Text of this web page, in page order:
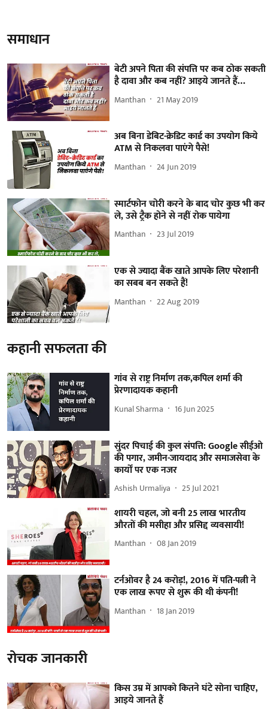
समाधान
बेटी अपने पिता की संपत्ति पर कब ठोक सकती
है दावा और कब नहीं? आइये जानते हैं…
Manthan 21 May 2019
अब बिना डेबिट-क्रेडिट कार्ड का उपयोग किये
ATM से निकलवा पाएंगे पैसे!
Manthan 24 Jun 2019
स्मार्टफोन चोरी करने के बाद चोर कुछ भी कर
ले, उसे ट्रैक होने से नहीं रोक पायेगा
Manthan 23 Jul 2019
एक से ज्यादा बैंक खाते आपके लिए परेशानी
का सबब बन सकते हैं!
Manthan 22 Aug 2019
कहानी सफलता की
गांव से राष्ट्र निर्माण तक,कपिल शर्मा की
प्रेरणादायक कहानी
Kunal Sharma 16 Jun 2025
सुंदर पिचाई की कुल संपत्ति: Google सीईओ
की पगार, जमीन-जायदाद और समाजसेवा के
कार्यों पर एक नजर
Ashish Urmaliya 25 Jul 2021
शायरी चहल, जो बनी 25 लाख भारतीय
औरतों की मसीहा और प्रसिद्द व्यवसायी!
Manthan 08 Jan 2019
टर्नओवर है 24 करोड़!, 2016 में पति-पत्नी ने
एक लाख रूपए से शुरू की थी कंपनी!
Manthan 18 Jan 2019
रोचक जानकारी
किस उम्र में आपको कितने घंटे सोना चाहिए,
आइये जानते हैं